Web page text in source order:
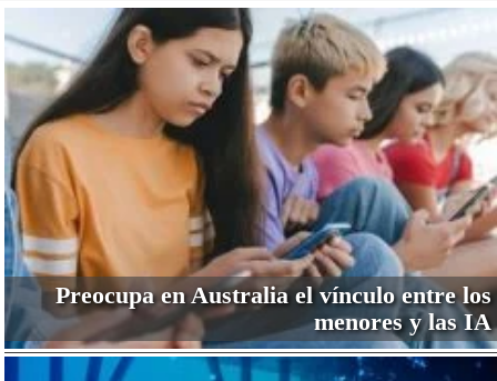
Preocupa en Australia el vínculo entre los
menores y las IA